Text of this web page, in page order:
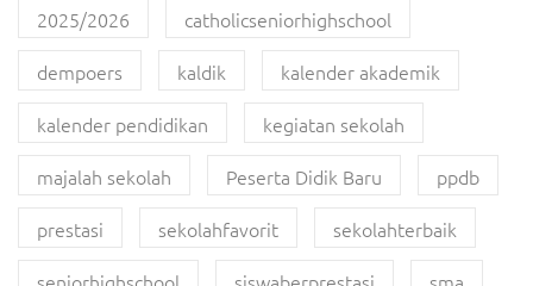
2025/2026
catholicseniorhighschool
dempoers
kaldik
kalender akademik
kalender pendidikan
kegiatan sekolah
majalah sekolah
Peserta Didik Baru
ppdb
prestasi
sekolahfavorit
sekolahterbaik